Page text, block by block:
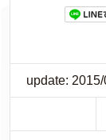
update: